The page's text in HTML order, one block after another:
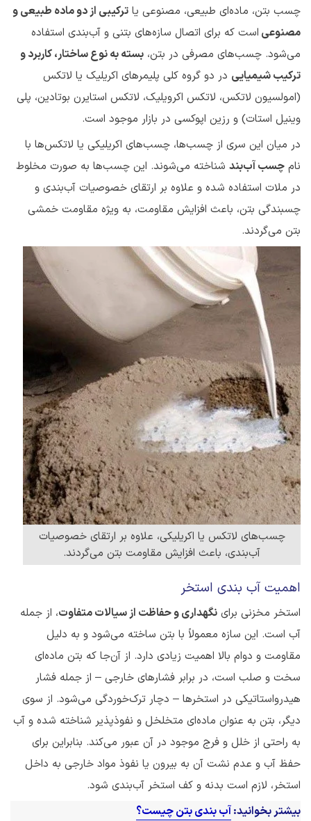
چسب بتن، ماده‌ای طبیعی، مصنوعی یا ترکیبی از دو ماده طبیعی و
مصنوعی است که برای اتصال سازه‌های بتنی و آب‌بندی استفاده
می‌شود. چسب‌های مصرفی در بتن، بسته به نوع ساختار، کاربرد و
ترکیب شیمیایی در دو گروه کلی پلیمرهای اکریلیک یا لاتکس
(امولسیون لاتکس، لاتکس اکرویلیک، لاتکس استایرن بوتادین، پلی
وینیل استات) و رزین اپوکسی در بازار موجود است.
در میان این سری از چسب‌ها، چسب‌های اکریلیکی یا لاتکس‌ها با
نام چسب آب‌بند شناخته می‌شوند. این چسب‌ها به صورت مخلوط
در ملات استفاده شده و علاوه بر ارتقای خصوصیات آب‌بندی و
چسبندگی بتن، باعث افزایش مقاومت، به ویژه مقاومت خمشی
بتن می‌گردند.
چسب‌های لاتکس یا اکریلیکی، علاوه بر ارتقای خصوصیات
آب‌بندی، باعث افزایش مقاومت بتن می‌گردند.
اهمیت آب بندی استخر
استخر مخزنی برای نگهداری و حفاظت از سیالات متفاوت، از جمله
آب است. این سازه معمولاً با بتن ساخته می‌شود و به دلیل
مقاومت و دوام بالا اهمیت زیادی دارد. از آن‌جا که بتن ماده‌ای
سخت و صلب است، در برابر فشارهای خارجی – از جمله فشار
هیدرواستاتیکی در استخرها – دچار ترک‌خوردگی می‌شود. از سوی
دیگر، بتن به عنوان ماده‌ای متخلخل و نفوذپذیر شناخته شده و آب
به راحتی از خلل و فرج موجود در آن عبور می‌کند. بنابراین برای
حفظ آب و عدم نشت آن به بیرون یا نفوذ مواد خارجی به داخل
استخر، لازم است بدنه و کف استخر آب‌بندی شود.
بیشتر بخوانید:آب بندی بتن چیست؟